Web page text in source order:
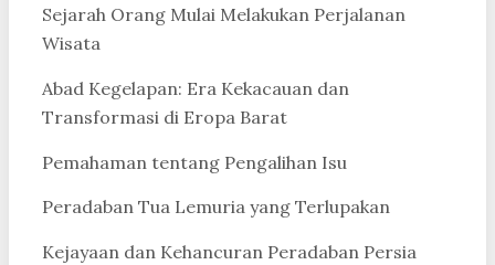
Sejarah Orang Mulai Melakukan Perjalanan
Wisata
Abad Kegelapan: Era Kekacauan dan
Transformasi di Eropa Barat
Pemahaman tentang Pengalihan Isu
Peradaban Tua Lemuria yang Terlupakan
Kejayaan dan Kehancuran Peradaban Persia